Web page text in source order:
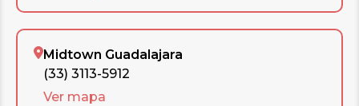
Midtown Guadalajara
(33) 3113-5912
Ver mapa